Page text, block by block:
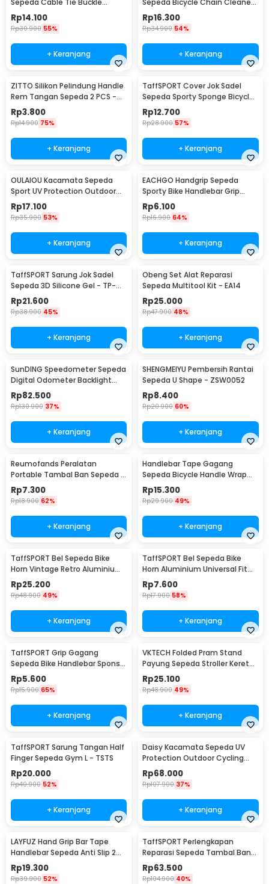
Sepeda Cable Tie Buckle
Organizer 5 PCS
Rp14.100
Rp30.900 55%
+ Keranjang
Sepeda Bicycle Chain Cleaner
Scrubber - YHW10-258
Rp16.300
Rp34.900 54%
+ Keranjang
ZITTO Silikon Pelindung Handle
Rem Tangan Sepeda 2 PCS -
M187
Rp3.800
Rp14.900 75%
+ Keranjang
TaffSPORT Cover Jok Sadel
Sepeda Sporty Sponge Bicycle
Seat Universal - HM847
Rp12.700
Rp28.900 57%
+ Keranjang
OULAIOU Kacamata Sepeda
Sport UV Protection Outdoor
Cycling Sunglasses - AJ1
Rp17.100
Rp35.900 53%
+ Keranjang
EACHGO Handgrip Sepeda
Sporty Bike Handlebar Grip
Silicone 1 Pair - STD
Rp6.100
Rp16.900 64%
+ Keranjang
TaffSPORT Sarung Jok Sadel
Sepeda 3D Silicone Gel - TP-
ZT01
Rp21.600
Rp38.900 45%
+ Keranjang
Obeng Set Alat Reparasi
Sepeda Multitool Kit - EA14
Rp25.000
Rp47.900 48%
+ Keranjang
SunDING Speedometer Sepeda
Digital Odometer Backlight
LCD Waterproof - SD-563A
Rp82.500
Rp130.900 37%
+ Keranjang
SHENGMEIYU Pembersih Rantai
Sepeda U Shape - ZSW0052
Rp8.400
Rp20.900 60%
+ Keranjang
Reumofands Peralatan
Portable Tambal Ban Sepeda -
RM21388
Rp7.300
Rp18.900 62%
+ Keranjang
Handlebar Tape Gagang
Sepeda Bicycle Handle Wrap
2M 30mm 2 PCS - GH-081H
Rp15.300
Rp29.900 49%
+ Keranjang
TaffSPORT Bel Sepeda Bike
Horn Vintage Retro Aluminium
Alloy 85dB - CL-05
Rp25.200
Rp48.900 49%
+ Keranjang
TaffSPORT Bel Sepeda Bike
Horn Aluminium Universal Fit
85dB - CL-6
Rp7.600
Rp17.900 58%
+ Keranjang
TaffSPORT Grip Gagang
Sepeda Bike Handlebar Spons
Grip 1 Pair - GH-081H
Rp5.600
Rp15.900 65%
+ Keranjang
VKTECH Folded Pram Stand
Payung Sepeda Stroller Kereta
Bayi - LS4G
Rp25.100
Rp48.900 49%
+ Keranjang
TaffSPORT Sarung Tangan Half
Finger Sepeda Gym L - TSTS
Rp20.000
Rp40.900 52%
+ Keranjang
Daisy Kacamata Sepeda UV
Protection Outdoor Cycling
Sunglasses - X7
Rp68.000
Rp107.900 37%
+ Keranjang
LAYFUZ Hand Grip Bar Tape
Handlebar Sepeda Anti Slip 2
Roll - 70616
Rp19.300
Rp39.900 52%
TaffSPORT Perlengkapan
Reparasi Sepeda Tambal Ban
16 in 1 - PP06S
Rp63.500
Rp104.900 40%